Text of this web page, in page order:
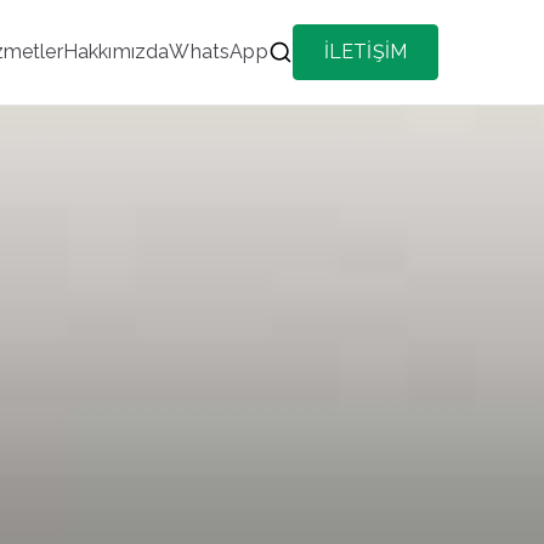
İlçe Her Kategoride Aktif Portföy Hizmeti
HakkımızdaWhatsApp İLETİŞİM